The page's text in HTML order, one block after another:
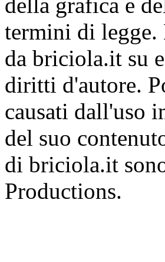
termini di legge.
da briciola.it su
diritti d'autore.
causati dall'uso
del suo
di briciola.it
Productions.